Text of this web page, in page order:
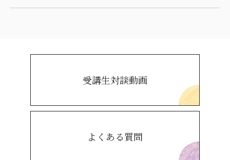
受講生対談動画
よくある質問